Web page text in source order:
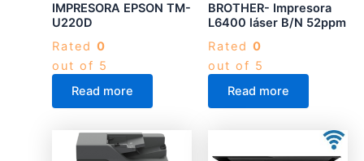
IMPRESORA EPSON TM-
U220D
Rated 0
out of 5
Read more
BROTHER- Impresora
L6400 láser B/N 52ppm
Rated 0
out of 5
Read more